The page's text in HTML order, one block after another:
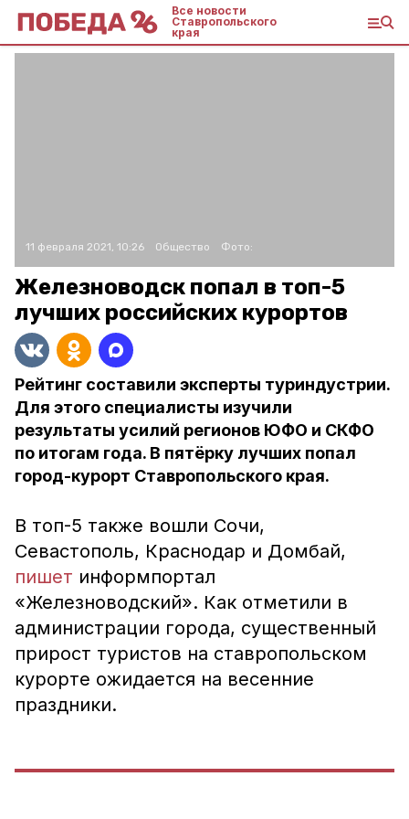
Все новости
Ставропольского
края
11 февраля 2021, 10:26 Общество Фото:
Железноводск попал в топ-5
лучших российских курортов
Рейтинг составили эксперты туриндустрии.
Для этого специалисты изучили
результаты усилий регионов ЮФО и СКФО
по итогам года. В пятёрку лучших попал
город-курорт Ставропольского края.
В топ-5 также вошли Сочи,
Севастополь, Краснодар и Домбай,
пишет информпортал
«Железноводский». Как отметили в
администрации города, существенный
прирост туристов на ставропольском
курорте ожидается на весенние
праздники.